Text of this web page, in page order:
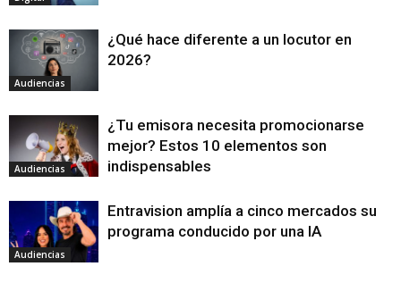
Audiencias
¿Qué hace diferente a un locutor en
2026?
Audiencias
¿Tu emisora necesita promocionarse
mejor? Estos 10 elementos son
indispensables
Audiencias
Entravision amplía a cinco mercados su
programa conducido por una IA